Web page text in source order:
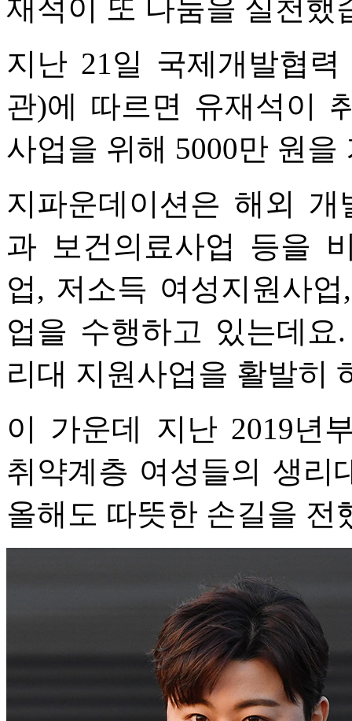
재석이 또 나눔을 실천했
지난 21일 국제개발협
관)에 따르면 유재석이
사업을 위해 5000만 원을
지파운데이션은 해외
과 보건의료사업 등을
업, 저소득 여성지원사
업을 수행하고 있는데
리대 지원사업을 활발히
이 가운데 지난 2019년
취약계층 여성들의 생리
올해도 따뜻한 손길을 전